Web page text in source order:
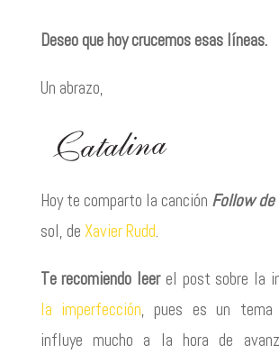
Deseo que hoy crucemos esas líneas.
Un abrazo,
Hoy te comparto la canción Follow de
sol, de Xavier Rudd.
Te recomiendo leerel post sobre la
la imperfección, pues es un tema
influye mucho a la hora de